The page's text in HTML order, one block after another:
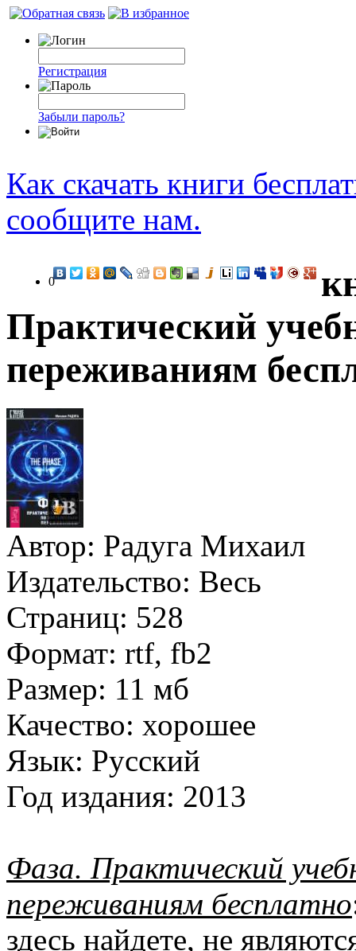
Регистрация
Забыли пароль?
Как скачать книги
сообщите нам.
0
Практический
переживаниям
Автор: Радуга Михаил
Издательство: Весь
Страниц: 528
Формат: rtf, fb2
Размер: 11 мб
Качество: хорошее
Язык: Русский
Год издания: 2013
Фаза. Практический
переживаниям бесплатно
здесь найдете, не